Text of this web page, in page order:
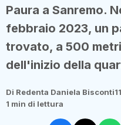
Paura a Sanremo.
febbraio 2023, un
trovato, a 500
dell'inizio della
Di Redenta Daniela Bisconti
1 min di lettura